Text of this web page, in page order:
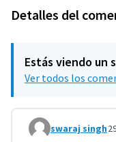
Detalles del
Estás viendo un
Ver todos los
Comentario 9701
swaraj singh